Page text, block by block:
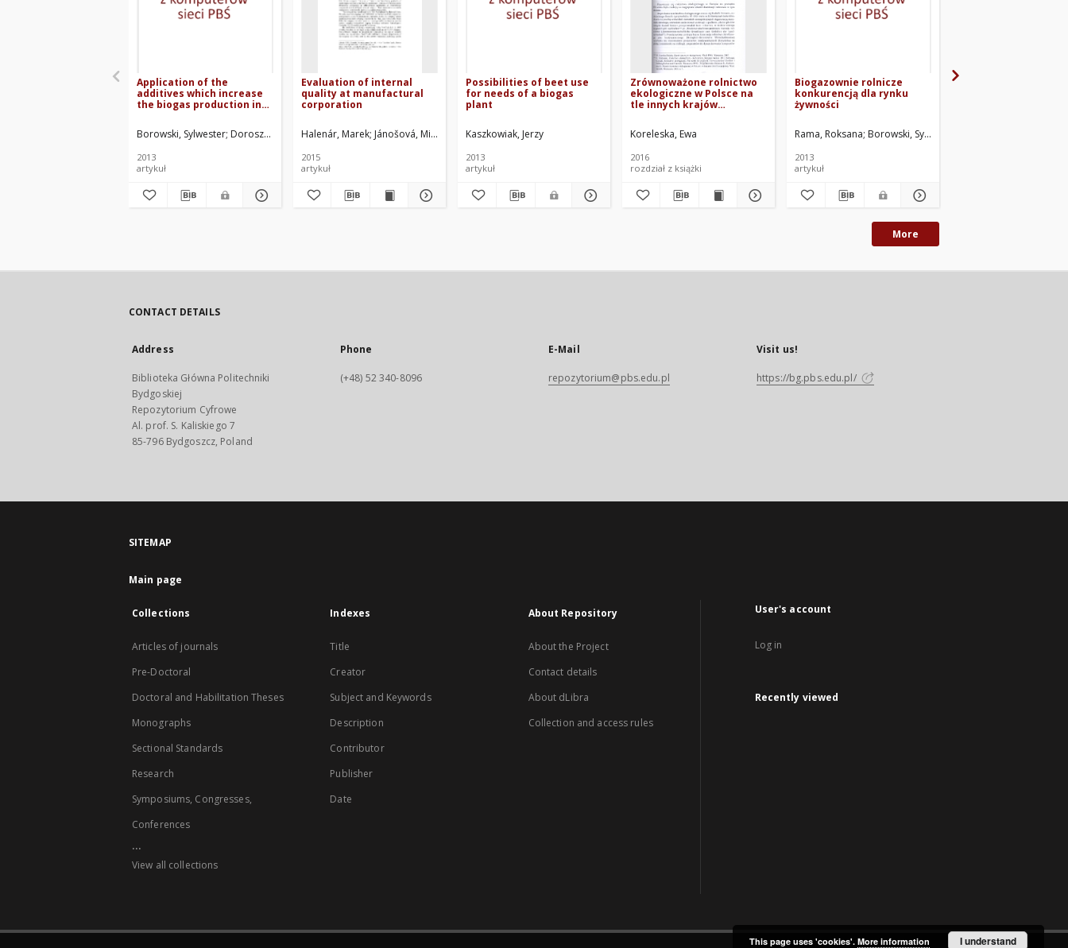
Application of the
additives which increase
the biogas production in
improvement of the
biogas production process
Borowski, Sylwester Doroszewski, Piotr Kaszkowiak, Jerzy Dulcet, Edmund Mikołajczyk, Jan
2013
artykuł
Evaluation of internal
quality at manufactural
corporation
Halenár, Marek Jánošová, Michaela Hujo, Ľubomír Mroziński, Stanisław. Red.
2015
artykuł
Possibilities of beet use
for needs of a biogas
plant
Kaszkowiak, Jerzy
2013
artykuł
Zrównoważone rolnictwo
ekologiczne w Polsce na
tle innych krajów
Koreleska, Ewa
2016
rozdział z książki
Biogazownie rolnicze
konkurencją dla rynku
żywności
Rama, Roksana Borowski, Sylwester
2013
artykuł
More
CONTACT DETAILS
Address
Biblioteka Główna Politechniki
Bydgoskiej
Repozytorium Cyfrowe
Al. prof. S. Kaliskiego 7
85-796 Bydgoszcz, Poland
Phone
(+48) 52 340-8096
E-Mail
repozytorium@pbs.edu.pl
Visit us!
https://bg.pbs.edu.pl/
SITEMAP
Main page
Collections
Articles of journals
Pre-Doctoral
Doctoral and Habilitation Theses
Monographs
Sectional Standards
Research
Symposiums, Congresses,
Conferences
...
View all collections
Indexes
Title
Creator
Subject and Keywords
Description
Contributor
Publisher
Date
About Repository
About the Project
Contact details
About dLibra
Collection and access rules
User's account
Log in
Recently viewed
This page uses 'cookies'. More information I understand